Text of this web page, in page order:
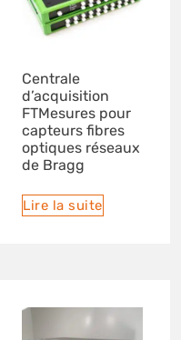
Centrale
d’acquisition
FTMesures pour
capteurs fibres
optiques réseaux
de Bragg
Lire la suite